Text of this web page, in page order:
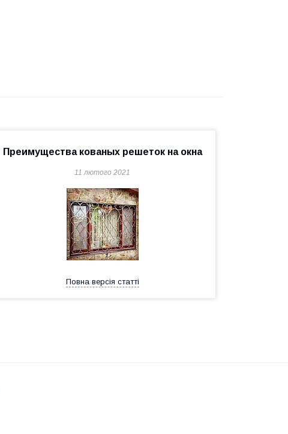
Преимущества кованых решеток на окна
11 лютого 2021
Повна версія статті